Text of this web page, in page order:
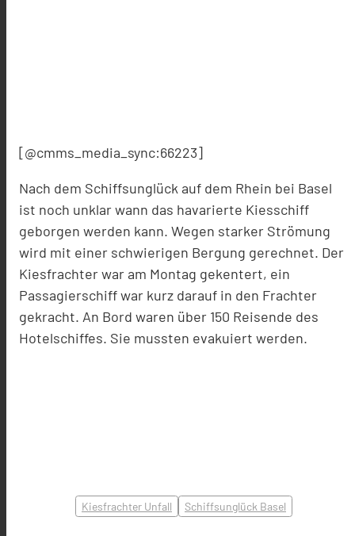
[@cmms_media_sync:66223]
Nach dem Schiffsunglück auf dem Rhein bei Basel
ist noch unklar wann das havarierte Kiesschiff
geborgen werden kann. Wegen starker Strömung
wird mit einer schwierigen Bergung gerechnet. Der
Kiesfrachter war am Montag gekentert, ein
Passagierschiff war kurz darauf in den Frachter
gekracht. An Bord waren über 150 Reisende des
Hotelschiffes. Sie mussten evakuiert werden.
Kiesfrachter Unfall Schiffsunglück Basel